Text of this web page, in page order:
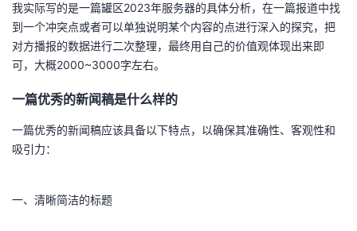
我实际写的是一篇罐区2023年服务器的具体分析，在一篇报道中找
到一个冲突点或者可以单独说明某个内容的点进行深入的探究，把
对方播报的数据进行二次整理，最终用自己的价值观体现出来即
可，大概2000~3000字左右。
一篇优秀的新闻稿是什么样的
一篇优秀的新闻稿应该具备以下特点，以确保其准确性、客观性和
吸引力：
一、清晰简洁的标题